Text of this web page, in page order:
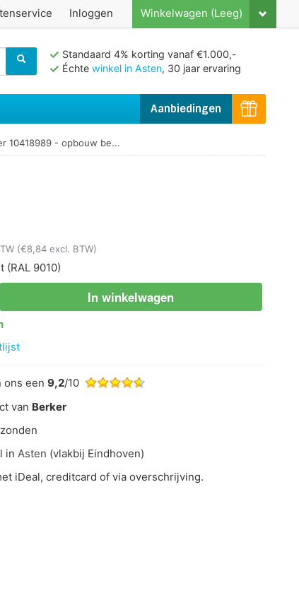
Winkelwagen (Leeg)
Inloggen
Standaard 4% korting vanaf €1.000,-
Échte winkel in Asten, 30 jaar ervaring
Aanbiedingen
10418989 - opbouw be...
(€8,84 excl. BTW)
(RAL 9010)
In winkelwagen
ons een 9,2/10
van Berker
in Asten (vlakbij Eindhoven)
iDeal, creditcard of via overschrijving.